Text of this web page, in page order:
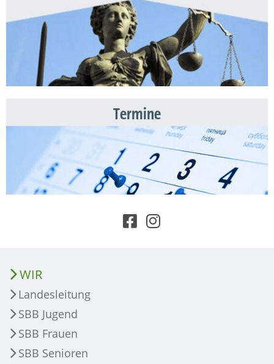
Termine
WIR
Landesleitung
SBB Jugend
SBB Frauen
SBB Senioren